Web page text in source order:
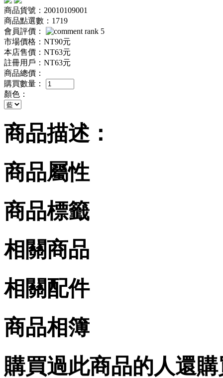
商品貨號：20010109001
商品點選數：1719
會員評價：
市場價格： NT90元
本店售價： NT63元
註冊用戶： NT63元
商品總價：
購買數量：
顏色：
商品描述：
商品屬性
商品標籤
相關商品
相關配件
商品相簿
購買過此商品的人還